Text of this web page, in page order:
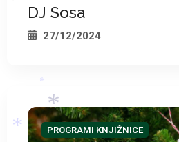
DJ Sosa
27/12/2024
PROGRAMI KNJIŽNICE
*
*